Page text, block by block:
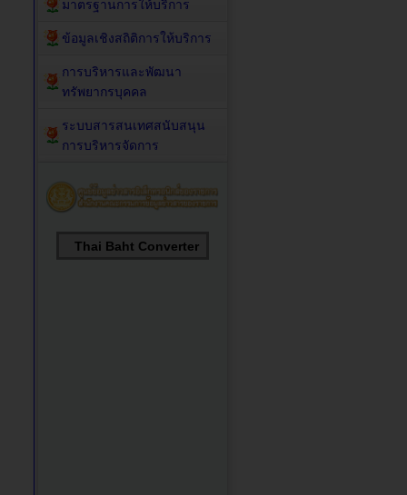
มาตรฐานการให้บริการ
ข้อมูลเชิงสถิติการให้บริการ
การบริหารและพัฒนา
ทรัพยากรบุคคล
ระบบสารสนเทศสนับสนุน
การบริหารจัดการ
Thai Baht Converter